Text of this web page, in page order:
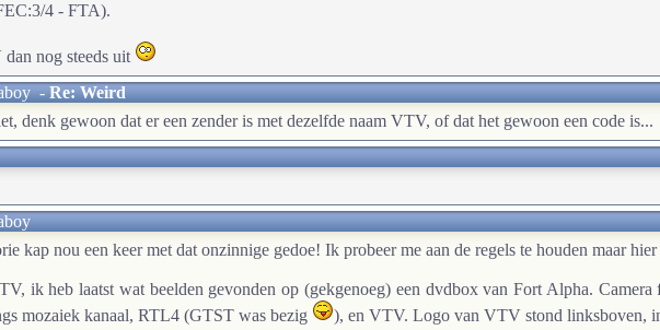
4 - FTA).
nog steeds uit
-Re: Weird
denk gewoon dat er een zender is met dezelfde naam VTV, of dat het gewoon een code is...
kap nou een keer met dat onzinnige gedoe! Ik probeer me aan de regels te houden maar
ik heb laatst wat beelden gevonden op (gekgenoeg) een dvdbox van Fort Alpha. Camera
mozaiek kanaal, RTL4 (GTST was bezig
), en VTV. Logo van VTV stond linksboven,